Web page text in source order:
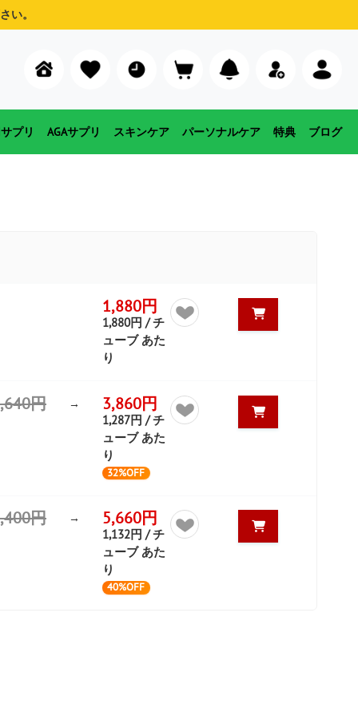
い。
プリ AGAサプリ スキンケア パーソナルケア 特典 ブログ
1,880円
1,880円 / チ
ューブ あた
り
円 → 3,860円
1,287円 / チ
ューブ あた
り
32%OFF
円 → 5,660円
1,132円 / チ
ューブ あた
り
40%OFF